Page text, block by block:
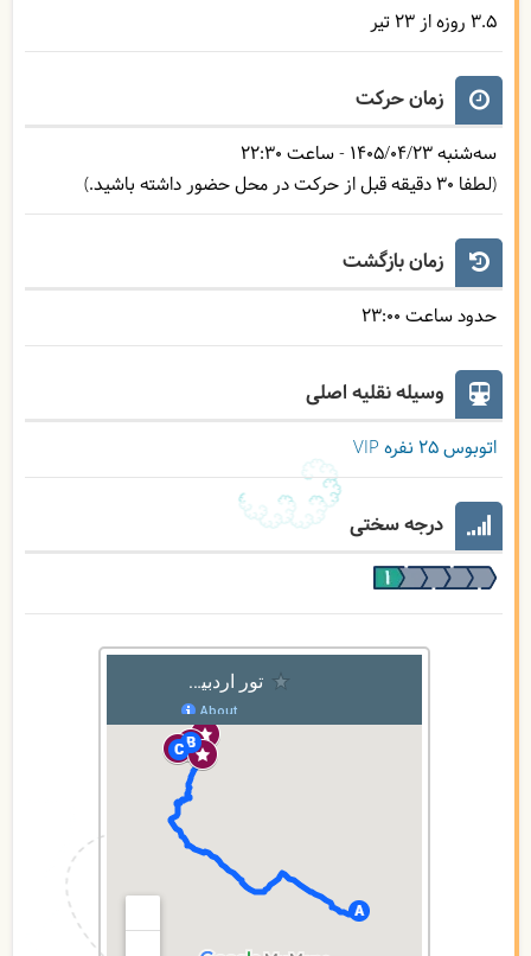
3.5 روزه از 23 تیر
زمان حرکت
سه‌شنبه1405/04/23 - ساعت 22:30
(لطفا 30 دقیقه قبل از حرکت در محل حضور داشته باشید.)
زمان بازگشت
حدود ساعت 23:00
وسیله نقلیه اصلی
اتوبوس ۲۵ نفره VIP
درجه سختی